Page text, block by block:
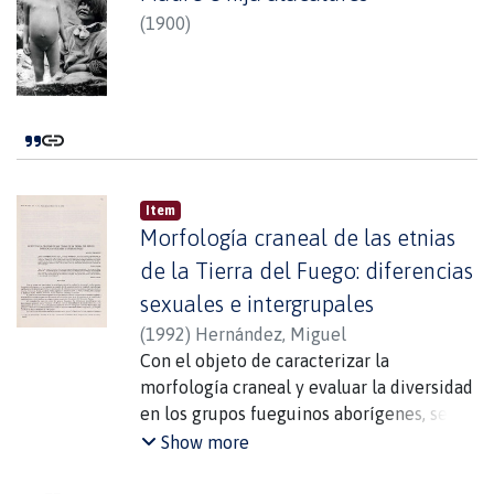
etnia alacalufe.
importancia de estas colecciones para el
(1900)
Item
Morfología craneal de las etnias
de la Tierra del Fuego: diferencias
sexuales e intergrupales
(1992) Hernández, Miguel
Con el objeto de caracterizar la
morfología craneal y evaluar la diversidad
en los grupos fueguinos aborígenes, se ha
realizado un estudio de 48 caracteres
Show more